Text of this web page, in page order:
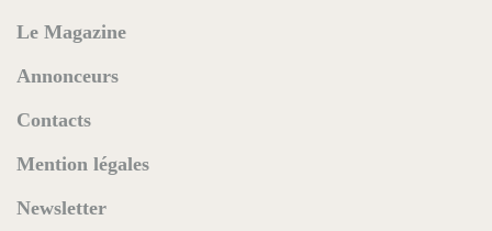
Le Magazine
Annonceurs
Contacts
Mention légales
Newsletter